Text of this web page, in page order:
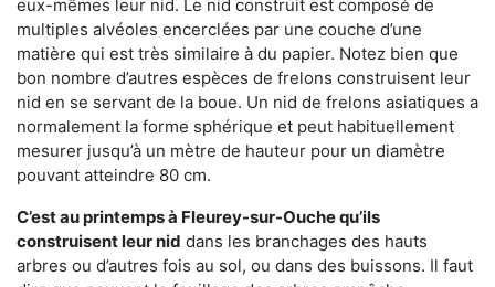
eux-mêmes leur nid. Le nid construit est composé de
multiples alvéoles encerclées par une couche d’une
matière qui est très similaire à du papier. Notez bien que
bon nombre d’autres espèces de frelons construisent leur
nid en se servant de la boue. Un nid de frelons asiatiques a
normalement la forme sphérique et peut habituellement
mesurer jusqu’à un mètre de hauteur pour un diamètre
pouvant atteindre 80 cm.
C’est au printemps à Fleurey-sur-Ouche qu’ils
construisent leur nid dans les branchages des hauts
arbres ou d’autres fois au sol, ou dans des buissons. Il faut